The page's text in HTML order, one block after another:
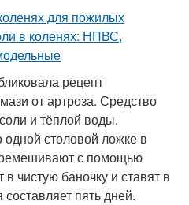
рецепт
от артроза. Средство
и тёплой воды.
столовой ложке в
с помощью
чистую баночку и ставят в
пять дней.